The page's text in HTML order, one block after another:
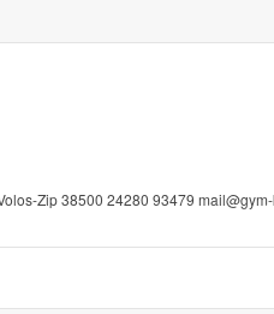
Zip 38500 24280 93479